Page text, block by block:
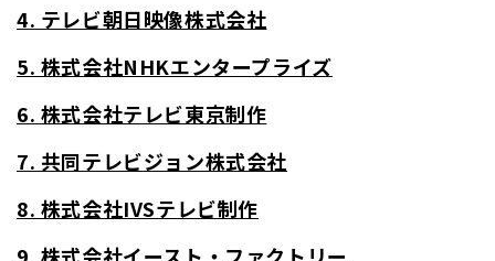
4. テレビ朝日映像株式会社
5. 株式会社NHKエンタープライズ
6. 株式会社テレビ東京制作
7. 共同テレビジョン株式会社
8. 株式会社IVSテレビ制作